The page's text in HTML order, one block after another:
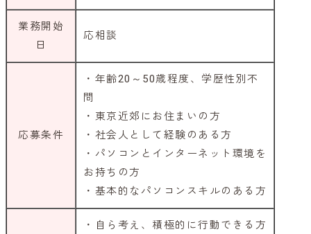
業務開始
日
応相談
応募条件
・年齢20～50歳程度、学歴性別不
問
・東京近郊にお住まいの方
・社会人として経験のある方
・パソコンとインターネット環境を
お持ちの方
・基本的なパソコンスキルのある方
・自ら考え、積極的に行動できる方